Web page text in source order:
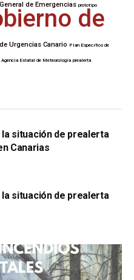
de Emergencias prototipo
de
Urgencias Canario Plan Específico de
Agencia Estatal de Meteorología prealerta
la situación de prealerta
Canarias
la situación de prealerta